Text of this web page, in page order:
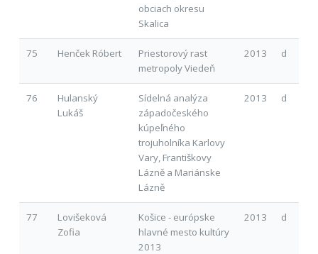
obciach okresu
Skalica
75 Henček Róbert
Priestorový rast
metropoly Viedeň
2013 d
76
Hulanský
Lukáš
Sídelná analýza
západočeského
kúpeľného
trojuholníka Karlovy
Vary, Františkovy
Lázně a Mariánske
Lázně
2013 d
77
Lovišeková
Zofia
Košice - európske
hlavné mesto kultúry
2013
2013 d